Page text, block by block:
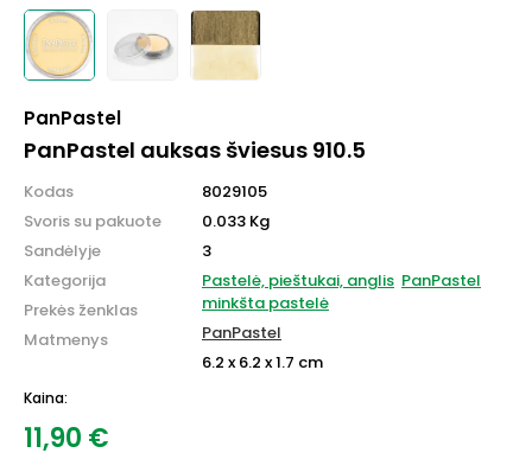
PanPastel
PanPastel auksas šviesus 910.5
Kodas
Svoris su pakuote
Sandėlyje
Kategorija
Prekės ženklas
Matmenys
8029105
0.033 Kg
3
Pastelė, pieštukai, anglis PanPastel
minkšta pastelė
PanPastel
6.2 x 6.2 x 1.7 cm
Kaina:
11,90 €